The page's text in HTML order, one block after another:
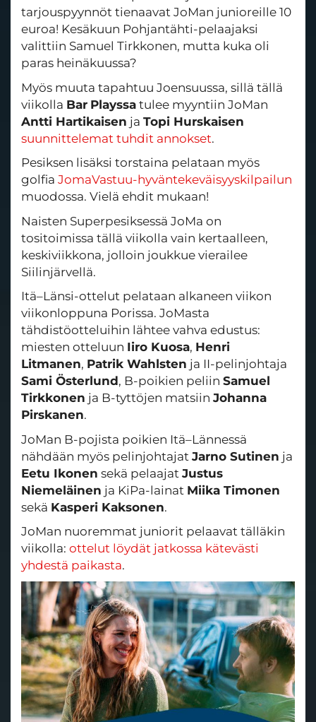
tarjouspyynnöt tienaavat JoMan junioreille 10
euroa! Kesäkuun Pohjantähti-pelaajaksi
valittiin Samuel Tirkkonen, mutta kuka oli
paras heinäkuussa?
Myös muuta tapahtuu Joensuussa, sillä tällä
viikolla Bar Playssa tulee myyntiin JoMan
Antti Hartikaisen ja Topi Hurskaisen
suunnittelemat tuhdit annokset.
Pesiksen lisäksi torstaina pelataan myös
golfia JomaVastuu-hyväntekeväisyyskilpailun
muodossa. Vielä ehdit mukaan!
Naisten Superpesiksessä JoMa on
tositoimissa tällä viikolla vain kertaalleen,
keskiviikkona, jolloin joukkue vierailee
Siilinjärvellä.
Itä–Länsi-ottelut pelataan alkaneen viikon
viikonloppuna Porissa. JoMasta
tähdistöotteluihin lähtee vahva edustus:
miesten otteluun Iiro Kuosa, Henri
Litmanen, Patrik Wahlsten ja II-pelinjohtaja
Sami Österlund, B-poikien peliin Samuel
Tirkkonen ja B-tyttöjen matsiin Johanna
Pirskanen.
JoMan B-pojista poikien Itä–Lännessä
nähdään myös pelinjohtajat Jarno Sutinen ja
Eetu Ikonen sekä pelaajat Justus
Niemeläinen ja KiPa-lainat Miika Timonen
sekä Kasperi Kaksonen.
JoMan nuoremmat juniorit pelaavat tälläkin
viikolla: ottelut löydät jatkossa kätevästi
yhdestä paikasta.